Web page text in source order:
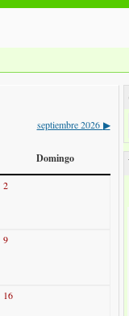
septiembre 2026 ▶
Domingo
2
9
16